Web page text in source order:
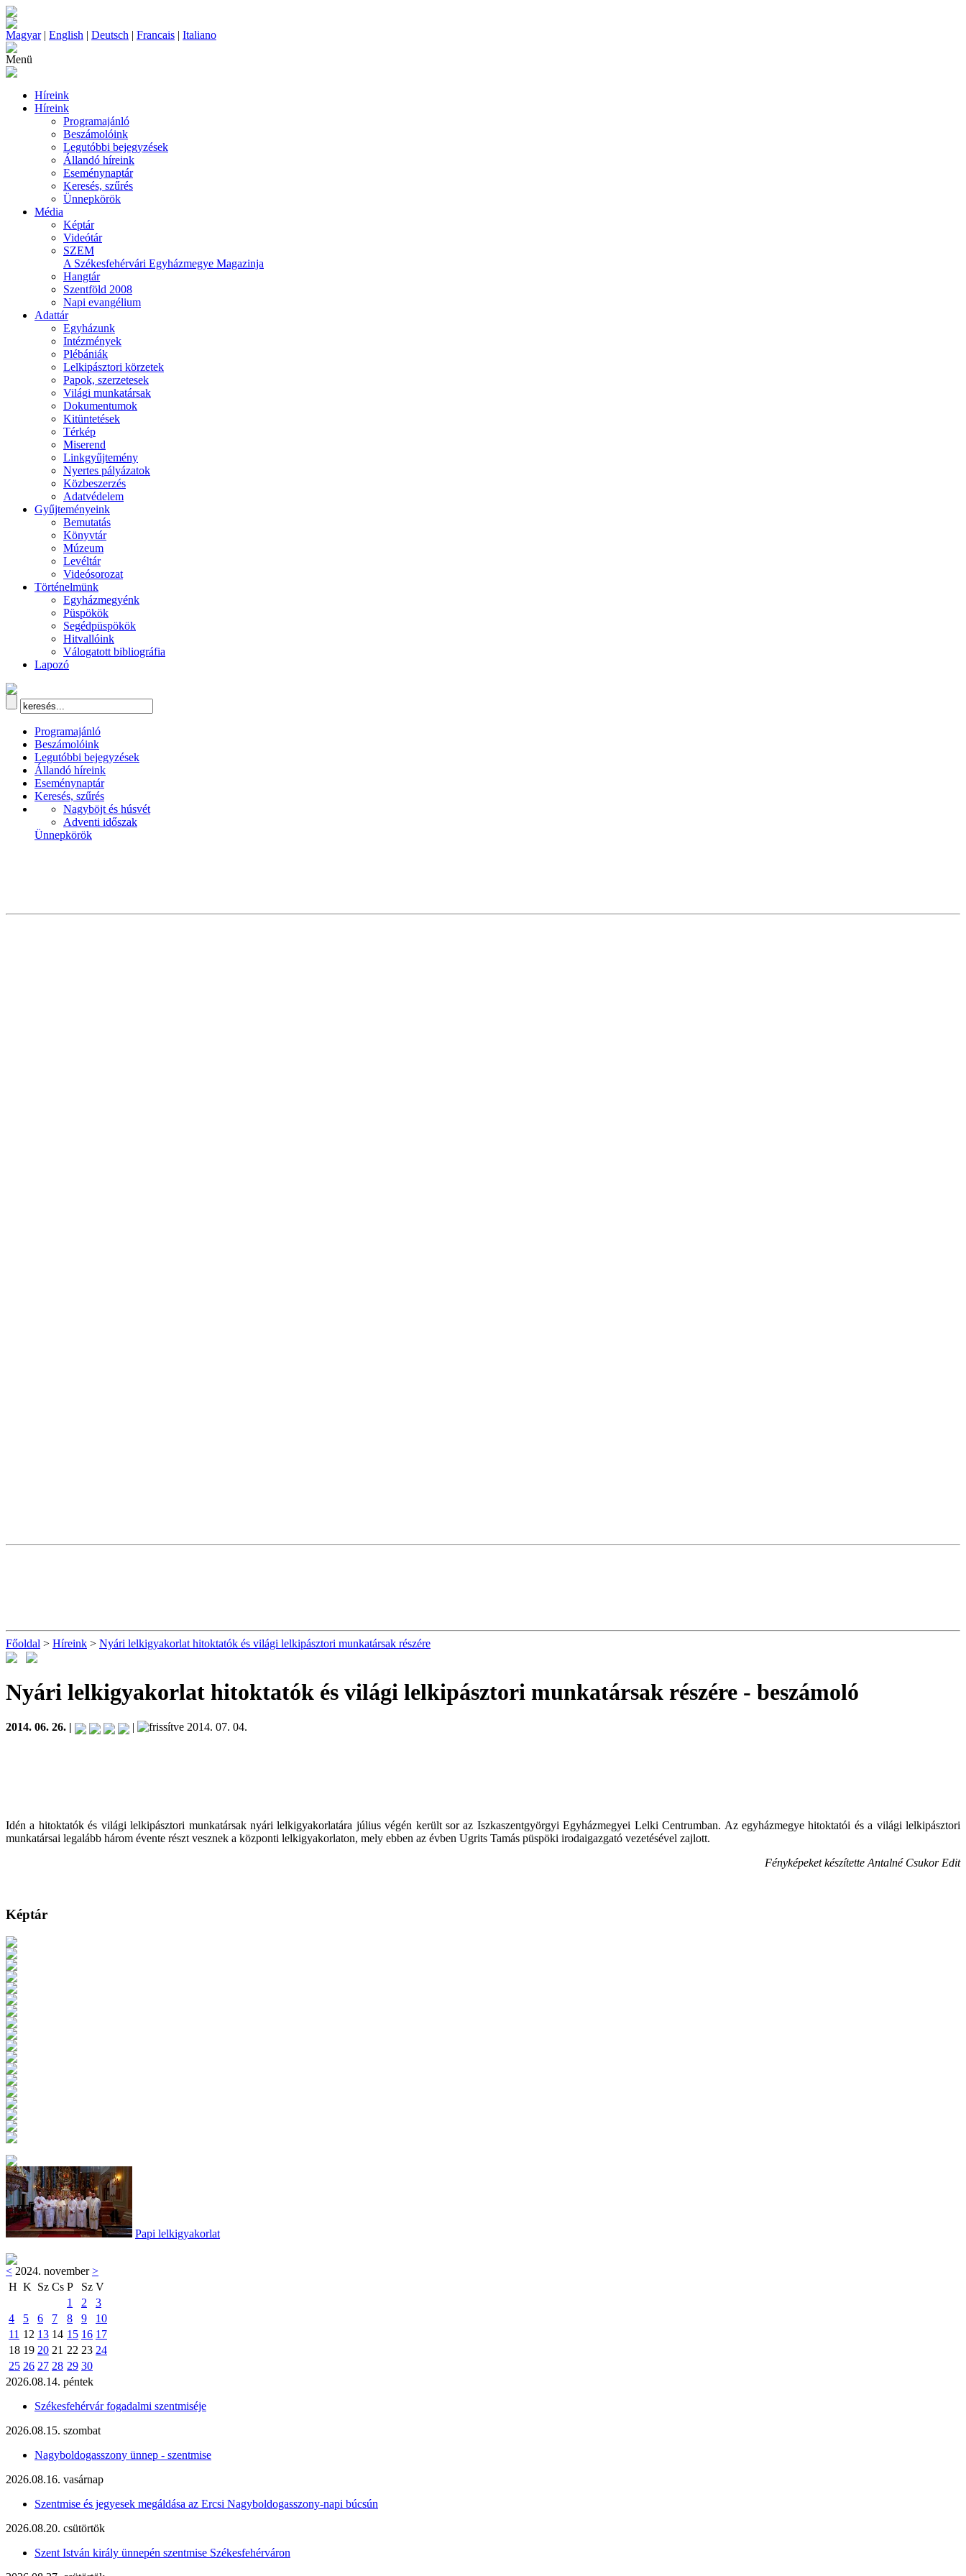
Magyar| English | Deutsch | Francais | Italiano
Menü
Híreink
Híreink
Programajánló
Beszámolóink
Legutóbbi bejegyzések
Állandó híreink
Eseménynaptár
Keresés, szűrés
Ünnepkörök
Média
Képtár
Videótár
SZEM
A Székesfehérvári Egyházmegye Magazinja
Hangtár
Szentföld 2008
Napi evangélium
Adattár
Egyházunk
Intézmények
Plébániák
Lelkipásztori körzetek
Papok, szerzetesek
Világi munkatársak
Dokumentumok
Kitüntetések
Térkép
Miserend
Linkgyűjtemény
Nyertes pályázatok
Közbeszerzés
Adatvédelem
Gyűjteményeink
Bemutatás
Könyvtár
Múzeum
Levéltár
Videósorozat
Történelmünk
Egyházmegyénk
Püspökök
Segédpüspökök
Hitvallóink
Válogatott bibliográfia
Lapozó
Programajánló
Beszámolóink
Legutóbbi bejegyzések
Állandó híreink
Eseménynaptár
Keresés, szűrés
Nagyböjt és húsvét
Adventi időszak
Ünnepkörök
Főoldal > Híreink > Nyári lelkigyakorlat hitoktatók és világi lelkipásztori munkatársak részére
Nyári lelkigyakorlat hitoktatók és világi lelkipásztori munkatársak részére - beszámoló
2014. 06. 26. | | 2014. 07. 04.
Idén a hitoktatók és világi lelkipásztori munkatársak nyári lelkigyakorlatára július végén került sor az Iszkaszentgyörgyi Egyházmegyei Lelki Centrumban. Az egyházmegye hitoktatói és a világi lelkipásztori
munkatársai legalább három évente részt vesznek a központi lelkigyakorlaton, mely ebben az évben Ugrits Tamás püspöki irodaigazgató vezetésével zajlott.
Fényképeket készítette Antalné Csukor Edit
Képtár
Papi lelkigyakorlat
< 2024. november>
H K Sz Cs P Sz V
1
2
3
4
5 6 7 8 9
10
11 12 13 14 15 16 17
18 19 20 21 22 23 24
25 26 27 28 29 30
2026.08.14. péntek
Székesfehérvár fogadalmi szentmiséje
2026.08.15. szombat
Nagyboldogasszony ünnep - szentmise
2026.08.16. vasárnap
Szentmise és jegyesek megáldása az Ercsi Nagyboldogasszony-napi búcsún
2026.08.20. csütörtök
Szent István király ünnepén szentmise Székesfehérváron